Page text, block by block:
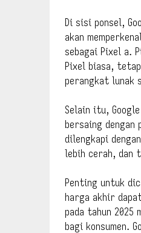
Di sisi ponsel,
akan
sebagai Pixel a.
Pixel biasa,
perangkat lunak
Selain itu,
bersaing dengan
dilengkapi
lebih cerah, dan
Penting untuk
harga akhir
pada tahun 2025
bagi konsumen.